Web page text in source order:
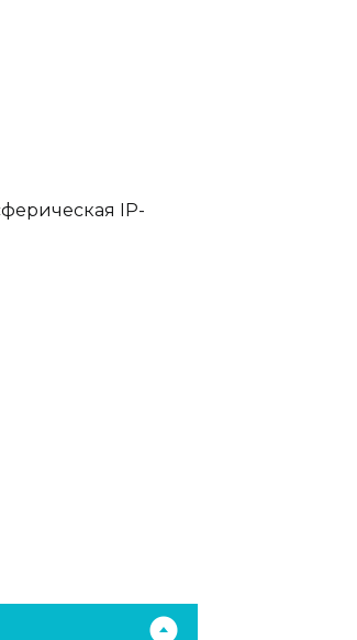
IP-